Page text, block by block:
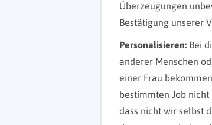
Überzeugungen
Bestätigung unserer
Personalisieren: Bei
anderer Menschen
einer Frau
bestimmten Job
dass nicht wir selbst